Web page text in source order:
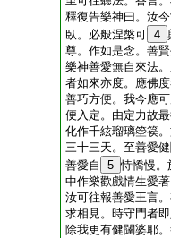
釋復告樂神曰。汝
臥。必般涅槃可 4
尊。作如是念。善
樂神善愛無自來法
者如來亦度。應佛
善巧方便。我今應
便入定。由定力故
化作千絃瑠璃箜篌
三十三天。至善愛
善愛自
5 恃憍慢。
中作樂歡戲情生愛
汝可往報善愛王言
求相見。時守門者
除我更有健闥婆耶